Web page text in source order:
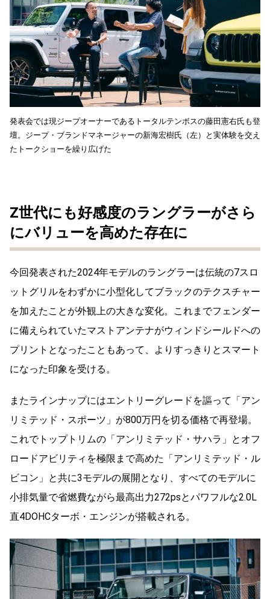
発表会では現ジープオーナーであるトータルテンボスの藤田憲右氏も登
壇。ジープ・ブランドマネージャーの新海宏樹氏（左）と実体験を交え
たトークショーを繰り広げた
Z世代にも好感度のラングラーがさら
にバリューを高めた存在に
今回発表された2024年モデルのラングラーは伝統の7スロ
ットグリルをわずかに小型化してブラックのテクスチャー
を加えたことが外観上の大きな変化。これまでフェンダー
に備えられていたマストアンテナがウィンドシールドへの
プリントとなったこともあって、よりすっきりとスマート
になった印象を受ける。
またラインナップにはエントリーグレードを謳って「アン
リミテッド・スポーツ」が800万円を切る価格で再登場。
これでトップトリムの「アンリミテッド・サハラ」とオフ
ロードアビリティを極限まで高めた「アンリミテッド・ル
ビコン」と共に3モデルの展開となり、すべてのモデルに
小排気量で省燃費ながら最高出力272psとパワフルな2.0L
直4DOHCターボ・エンジンが搭載される。